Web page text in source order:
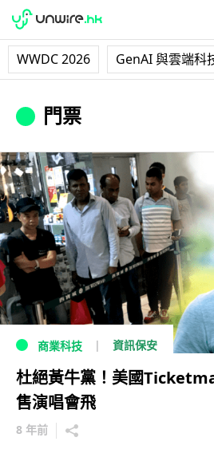
WWDC 2026 GenAI 與雲端科
門票
商業科技 資訊保安
杜絕黃牛黨！美國
售演唱會飛
8 年前